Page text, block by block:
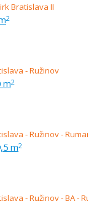
2
m2
m2